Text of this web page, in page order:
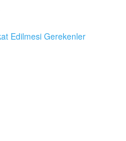
Edilmesi Gerekenler